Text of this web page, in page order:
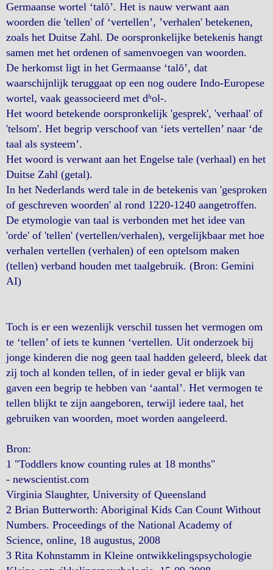
Germaanse wortel ‘talō’. Het is nauw verwant aan
woorden die 'tellen' of ‘vertellen’, ’verhalen' betekenen,
zoals het Duitse Zahl. De oorspronkelijke betekenis hangt
samen met het ordenen of samenvoegen van woorden.
De herkomst ligt in het Germaanse ‘talō’, dat
waarschijnlijk teruggaat op een nog oudere Indo-Europese
wortel, vaak geassocieerd met dʰol-.
Het woord betekende oorspronkelijk 'gesprek', 'verhaal' of
'telsom'. Het begrip verschoof van ‘iets vertellen’ naar ‘de
taal als systeem’.
Het woord is verwant aan het Engelse tale (verhaal) en het
Duitse Zahl (getal).
In het Nederlands werd tale in de betekenis van 'gesproken
of geschreven woorden' al rond 1220-1240 aangetroffen.
De etymologie van taal is verbonden met het idee van
'orde' of 'tellen' (vertellen/verhalen), vergelijkbaar met hoe
verhalen vertellen (verhalen) of een optelsom maken
(tellen) verband houden met taalgebruik. (Bron: Gemini
AI)
Toch is er een wezenlijk verschil tussen het vermogen om
te ‘tellen’ of iets te kunnen ‘vertellen. Uit onderzoek bij
jonge kinderen die nog geen taal hadden geleerd, bleek dat
zij toch al konden tellen, of in ieder geval er blijk van
gaven een begrip te hebben van ‘aantal’. Het vermogen te
tellen blijkt te zijn aangeboren, terwijl iedere taal, het
gebruiken van woorden, moet worden aangeleerd.
Bron:
1 "Toddlers know counting rules at 18 months"
- newscientist.com
Virginia Slaughter, University of Queensland
2 Brian Butterworth: Aboriginal Kids Can Count Without
Numbers. Proceedings of the National Academy of
Science, online, 18 augustus, 2008
3 Rita Kohnstamm in Kleine ontwikkelingspsychologie